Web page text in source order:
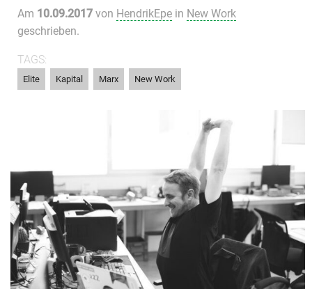
Am 10.09.2017 von HendrikEpe in New Work
geschrieben.
TAGS:
Elite Kapital Marx New Work